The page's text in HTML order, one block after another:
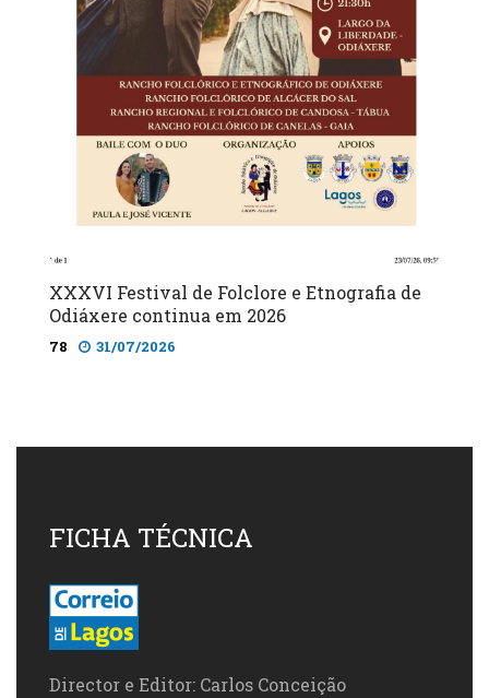
XXXVI Festival de Folclore e Etnografia de
Odiáxere continua em 2026
78 31/07/2026
FICHA TÉCNICA
Director e Editor: Carlos Conceição